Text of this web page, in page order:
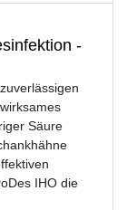
-
Säure
IHO die